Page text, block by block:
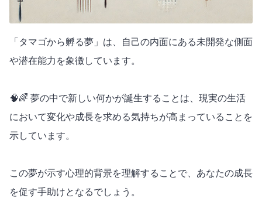
「タマゴから孵る夢」は、自己の内面にある未開発な側面
や潜在能力を象徴しています。
🧠🌈 夢の中で新しい何かが誕生することは、現実の生活
において変化や成長を求める気持ちが高まっていることを
示しています。
この夢が示す心理的背景を理解することで、あなたの成長
を促す手助けとなるでしょう。